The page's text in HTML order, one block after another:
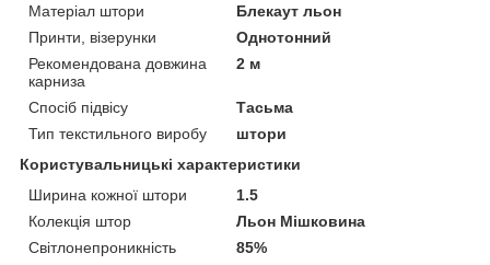
Матеріал штори
Блекаут льон
Принти, візерунки
Однотонний
Рекомендована довжина
карниза
2 м
Спосіб підвісу
Тасьма
Тип текстильного виробу
штори
Користувальницькі характеристики
Ширина кожної штори
1.5
Колекція штор
Льон Мішковина
Світлонепроникність
85%